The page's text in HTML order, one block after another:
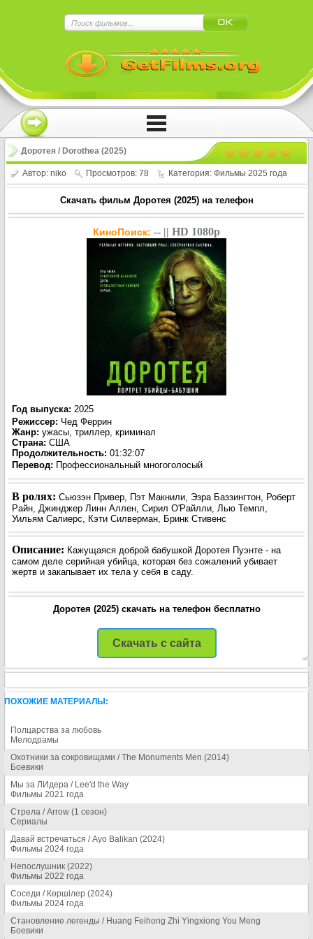
Доротея / Dorothea (2025)
Автор: niko Просмотров: 78 Категория: Фильмы 2025 года
Скачать фильм Доротея (2025) на телефон
КиноПоиск: -- || HD 1080p
Год выпуска: 2025
Режиссер: Чед Феррин
Жанр: ужасы, триллер, криминал
Страна: США
Продолжительность: 01:32:07
Перевод: Профессиональный многоголосый
В ролях: Сьюзэн Привер, Пэт Макнили, Эзра Баззингтон, Роберт
Райн, Джинджер Линн Аллен, Сирил О'Райлли, Лью Темпл,
Уильям Салиерс, Кэти Силверман, Бринк Стивенс
Описание: Кажущаяся доброй бабушкой Доротея Пуэнте - на
самом деле серийная убийца, которая без сожалений убивает
жертв и закапывает их тела у себя в саду.
Доротея (2025) скачать на телефон бесплатно
Нажмите на
!!!Если Вы с телефона сперва нажмите на
троеточие в правом верхнем углу!!!
Скачать с сайта
ПОХОЖИЕ МАТЕРИАЛЫ:
Полцарства за любовь
Мелодрамы
Охотники за сокровищами / The Monuments Men (2014)
Боевики
Мы за ЛИдера / Lee'd the Way
Фильмы 2021 года
Стрела / Arrow (1 сезон)
Сериалы
Давай встречаться / Ayo Balikan (2024)
Фильмы 2024 года
Непослушник (2022)
Фильмы 2022 года
Соседи / Көршілер (2024)
Фильмы 2024 года
Становление легенды / Huang Feihong Zhi Yingxiong You Meng
Боевики